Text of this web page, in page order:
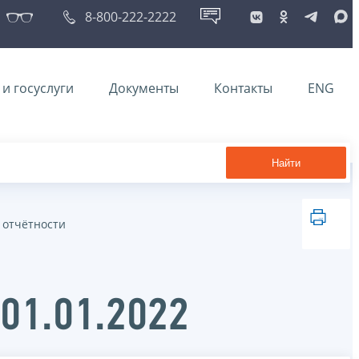
8-800-222-2222
госуслуги Документы Контакты ENG
Найти